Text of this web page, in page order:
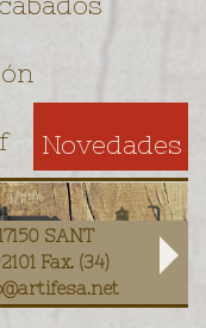
Novedades
SANT
Fax. (34)